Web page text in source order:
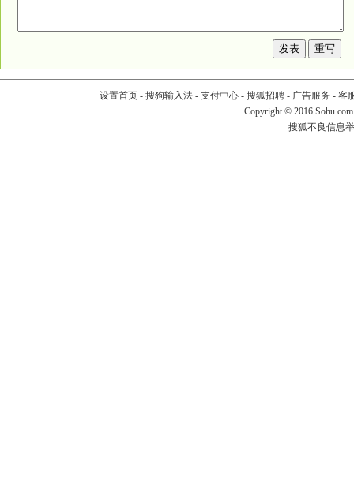
设置首页- 搜狗输入法- 支付中心- 搜狐招聘- 广告服务 - 客
Copyright © 2016
搜狐不良信息